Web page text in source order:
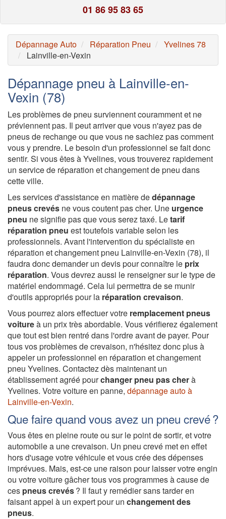
01 86 95 83 65
Dépannage Auto Réparation Pneu
Yvelines 78
Lainville-en-Vexin
Dépannage pneu à Lainville-en-
Vexin (78)
Les problèmes de pneu surviennent couramment et ne
préviennent pas. Il peut arriver que vous n'ayez pas de
pneus de rechange ou que vous ne sachiez pas comment
vous y prendre. Le besoin d'un professionnel se fait donc
sentir. Si vous êtes à Yvelines, vous trouverez rapidement
un service de réparation et changement de pneu dans
cette ville.
Les services d'assistance en matière dedépannage
pneus crevés ne vous coutent pas cher. Une urgence
pneu ne signifie pas que vous serez taxé. Letarif
réparation pneu est toutefois variable selon les
professionnels. Avant l'intervention du spécialiste en
réparation et changement pneu Lainville-en-Vexin (78), il
faudra donc demander un devis pour connaître le prix
réparation. Vous devrez aussi le renseigner sur le type de
matériel endommagé. Cela lui permettra de se munir
d'outils appropriés pour la réparation crevaison.
Vous pourrez alors effectuer votre remplacement pneus
voitureà un prix très abordable. Vous vérifierez également
que tout est bien rentré dans l'ordre avant de payer. Pour
tous vos problèmes de crevaison, n'hésitez donc plus à
appeler un professionnel en réparation et changement
pneu Yvelines. Contactez dès maintenant un
établissement agréé pourchanger pneu pas cherà
Yvelines. Votre voiture en panne, dépannage auto à
Lainville-en-Vexin.
Que faire quand vous avez un pneu crevé ?
Vous êtes en pleine route ou sur le point de sortir, et votre
automobile a une crevaison. Un pneu crevé met en effet
hors d'usage votre véhicule et vous crée des dépenses
imprévues. Mais, est-ce une raison pour laisser votre engin
ou votre voiture gâcher tous vos programmes à cause de
ces pneus crevés? Il faut y remédier sans tarder en
faisant appel à un expert pour un changement des
pneus.